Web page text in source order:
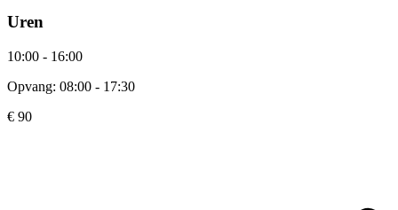
Uren
10:00 - 16:00
Opvang: 08:00 - 17:30
€ 90